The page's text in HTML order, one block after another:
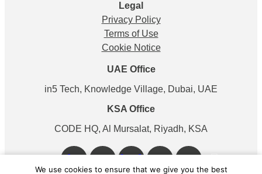
Legal
Privacy Policy
Terms of Use
Cookie Notice
UAE Office
in5 Tech, Knowledge Village, Dubai, UAE
KSA Office
CODE HQ, Al Mursalat, Riyadh, KSA
FacebookInstagramLinkedinTwitterPinterest
We use cookies to ensure that we give you the best